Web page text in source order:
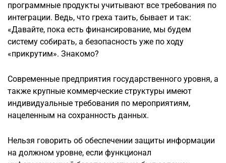
программные продукты учитывают все требования по
интеграции. Ведь, что греха таить, бывает и так:
«Давайте, пока есть финансирование, мы будем
систему собирать, а безопасность уже по ходу
«прикрутим». Знакомо?
Современные предприятия государственного уровня, а
также крупные коммерческие структуры имеют
индивидуальные требования по мероприятиям,
нацеленным на сохранность данных.
Нельзя говорить об обеспечении защиты информации
на должном уровне, если функционал